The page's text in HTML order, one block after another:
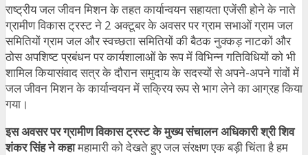
राष्ट्रीय जल जीवन मिशन के तहत कार्यान्वयन सहायता एजेंसी होने के नाते
ग्रामीण विकास ट्रस्ट ने 2 अक्टूबर के अवसर पर ग्राम सभाओं ग्राम जल
समितियों ग्राम जल और स्वच्छता समितियों की बैठक नुक्कड़ नाटकों और
ठोस अपशिष्ट प्रबंधन पर कार्यशालाओं के रूप में विभिन्न गतिविधियों को भी
शामिल कियासंवाद सत्र के दौरान समुदाय के सदस्यों से अपने-अपने गांवों में
जल जीवन मिशन के कार्यान्वयन में सक्रिय रूप से भाग लेने का आग्रह किया
गया।
इस अवसर पर ग्रामीण विकास ट्रस्ट के मुख्य संचालन अधिकारी श्री शिव
शंकर सिंह ने कहामहामारी को देखते हुए जल संरक्षण एक बड़ी चिंता है हम